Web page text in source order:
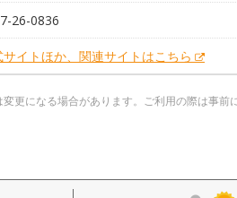
26-0836
サイトほか、関連サイトはこちら
更になる場合があります。ご利用の際は事前